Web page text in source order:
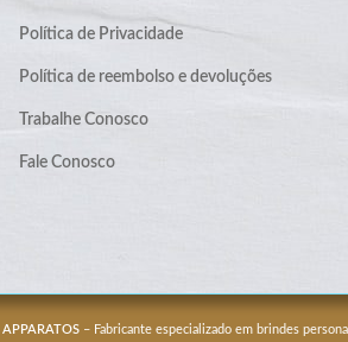
Política de Privacidade
Política de reembolso e devoluções
Trabalhe Conosco
Fale Conosco
APPARATOS – Fabricante especializado em brindes